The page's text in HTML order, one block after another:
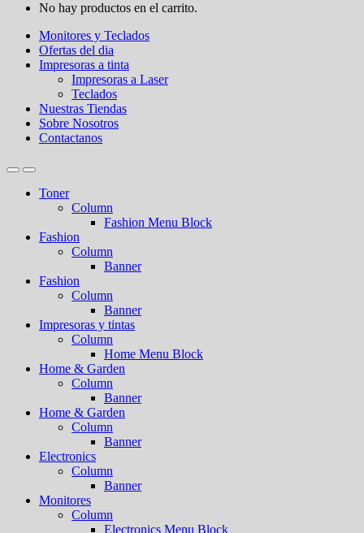
No hay productos en el carrito.
Monitores y Teclados
Ofertas del dia
Impresoras a tinta
Impresoras a Laser
Teclados
Nuestras Tiendas
Sobre Nosotros
Contactanos
Toner
Column
Fashion Menu Block
Fashion
Column
Banner
Fashion
Column
Banner
Impresoras y tintas
Column
Home Menu Block
Home & Garden
Column
Banner
Home & Garden
Column
Banner
Electronics
Column
Banner
Monitores
Column
Electronics Menu Block